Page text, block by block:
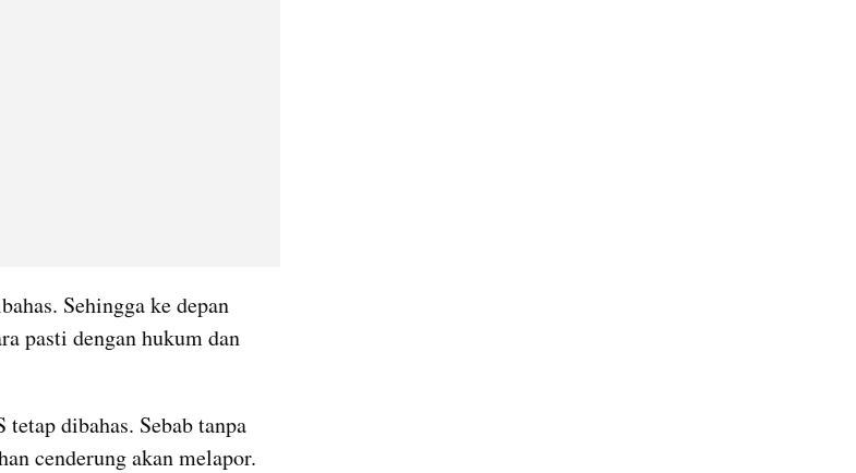
Sehingga ke depan
pasti dengan hukum dan
dibahas. Sebab tanpa
cenderung akan melapor.